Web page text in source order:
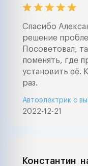
Спасибо
решение
Посоветовал,
поменять, где
установить её.
раз.
2022-12-21
Автоэлектрик с
Константин